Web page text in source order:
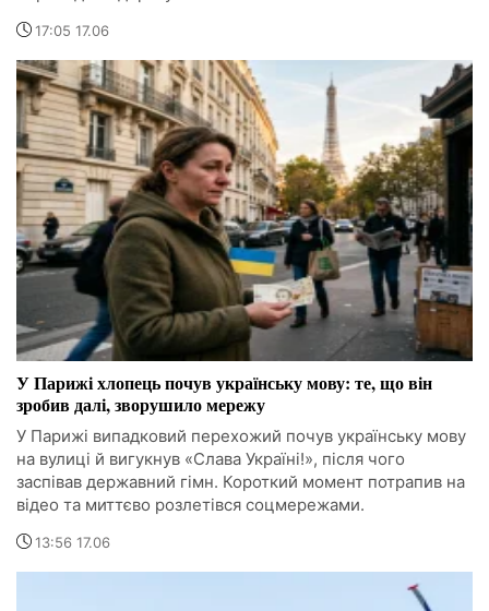
17:05 17.06
У Парижі хлопець почув українську мову: те, що він
зробив далі, зворушило мережу
У Парижі випадковий перехожий почув українську мову
на вулиці й вигукнув «Слава Україні!», після чого
заспівав державний гімн. Короткий момент потрапив на
відео та миттєво розлетівся соцмережами.
13:56 17.06